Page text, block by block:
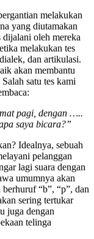
melakukan
yang diutamakan
dijalani oleh mereka
melakukan tes
dan artikulasi.
akan membantu
satu tes kami
pagi, dengan …..
saya bicara?”
Idealnya, sebuah
pelanggan
lagi suara dengan
umumnya akan
“b”, “p”, dan
sering tertukar
juga dengan
telinga